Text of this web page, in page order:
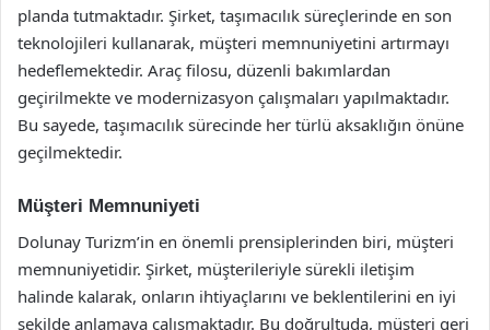
planda tutmaktadır. Şirket, taşımacılık süreçlerinde en son
teknolojileri kullanarak, müşteri memnuniyetini artırmayı
hedeflemektedir. Araç filosu, düzenli bakımlardan
geçirilmekte ve modernizasyon çalışmaları yapılmaktadır.
Bu sayede, taşımacılık sürecinde her türlü aksaklığın önüne
geçilmektedir.
Müşteri Memnuniyeti
Dolunay Turizm’in en önemli prensiplerinden biri, müşteri
memnuniyetidir. Şirket, müşterileriyle sürekli iletişim
halinde kalarak, onların ihtiyaçlarını ve beklentilerini en iyi
şekilde anlamaya çalışmaktadır. Bu doğrultuda, müşteri geri